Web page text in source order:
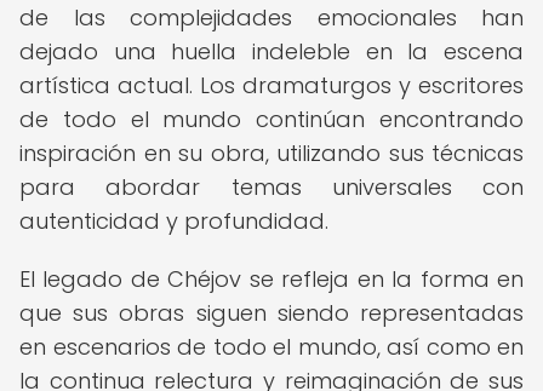
de las complejidades emocionales han
dejado una huella indeleble en la escena
artística actual. Los dramaturgos y escritores
de todo el mundo continúan encontrando
inspiración en su obra, utilizando sus técnicas
para abordar temas universales con
autenticidad y profundidad.
El legado de Chéjov se refleja en la forma en
que sus obras siguen siendo representadas
en escenarios de todo el mundo, así como en
la continua relectura y reimaginación de sus